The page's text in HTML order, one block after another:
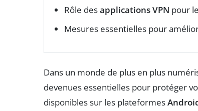
Rôle desapplications VPN pour
Mesures essentielles pour
Dans un monde de plus en plus
devenues essentielles pour protéger
disponibles sur les plateformes